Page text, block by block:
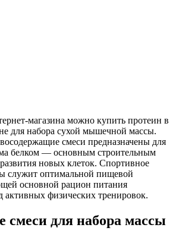
магазина можно купить протеин в
для набора сухой мышечной массы.
смеси предназначены для
белком — основным строительным
новых клеток. Спортивное
служит оптимальной пищевой
основной рацион питания
активных физических тренировок.
смеси для набора массы